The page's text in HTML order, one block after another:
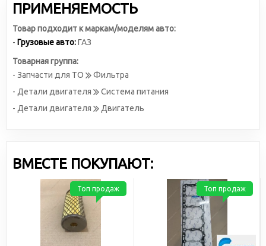
ПРИМЕНЯЕМОСТЬ
Товар подходит к маркам/моделям авто:
- Грузовые авто:ГАЗ
Товарная группа:
- Запчасти для ТО
Фильтра
- Детали двигателя
Система питания
- Детали двигателя
Двигатель
ВМЕСТЕ ПОКУПАЮТ:
Топ продаж Топ продаж